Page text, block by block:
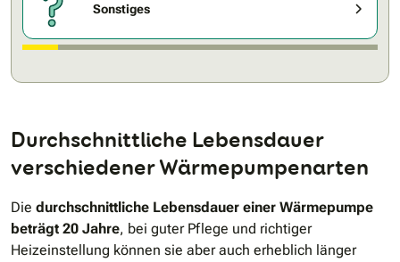
Sonstiges
Durchschnittliche Lebensdauer
verschiedener Wärmepumpenarten
Die durchschnittliche Lebensdauer einer Wärmepumpe
beträgt 20 Jahre, bei guter Pflege und richtiger
Heizeinstellung können sie aber auch erheblich länger